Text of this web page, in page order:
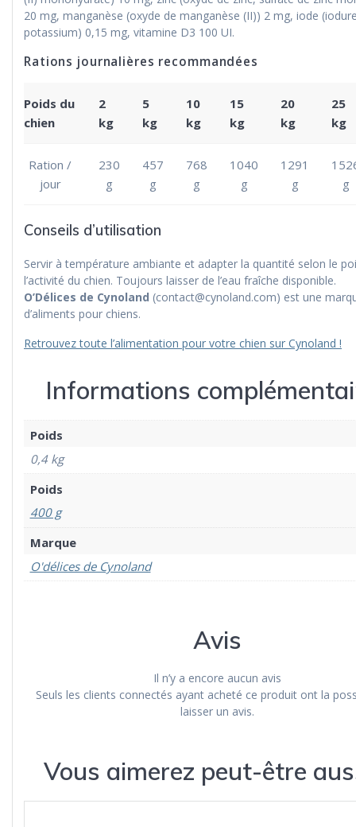
20 mg, manganèse (oxyde de manganèse (II)) 2 mg, iode
potassium) 0,15 mg, vitamine D3 100 UI.
Rations journalières recommandées
Poids du
chien
2
kg
5
kg
10
kg
15
kg
20
kg
25
kg
Ration /
jour
230
g
457
g
768
g
1040
g
1291
g
g
Conseils d’utilisation
Servir à température ambiante et adapter la quantité selon le
l’activité du chien. Toujours laisser de l’eau fraîche disponible.
O’Délices de Cynoland (contact@cynoland.com) est une
d’aliments pour chiens.
Retrouvez toute l’alimentation pour votre chien sur Cynoland !
Informations
Poids
0,4 kg
Poids
400 g
Marque
O'délices de Cynoland
Avis
Il n’y a encore aucun avis
Seuls les clients connectés ayant acheté ce produit ont la
laisser un avis.
Vous aimerez peut-être